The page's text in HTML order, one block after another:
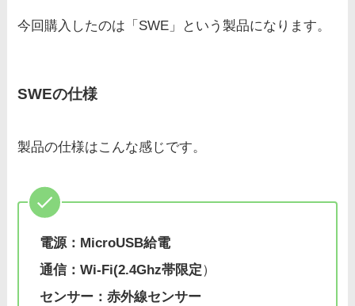
今回購入したのは「SWE」という製品になります。
SWEの仕様
製品の仕様はこんな感じです。
電源：MicroUSB給電
通信：Wi-Fi(2.4Ghz帯限定）
センサー：赤外線センサー